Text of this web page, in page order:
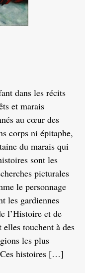
dans les récits
et marais
au cœur des
corps ni épitaphe,
du marais qui
sont les
picturales
le personnage
les gardiennes
l’Histoire et de
touchent à des
les plus
Ces histoires […]